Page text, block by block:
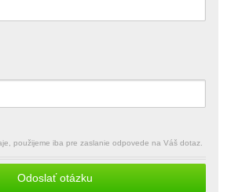
použijeme iba pre zaslanie odpovede na Váš dotaz.
Odoslať otázku